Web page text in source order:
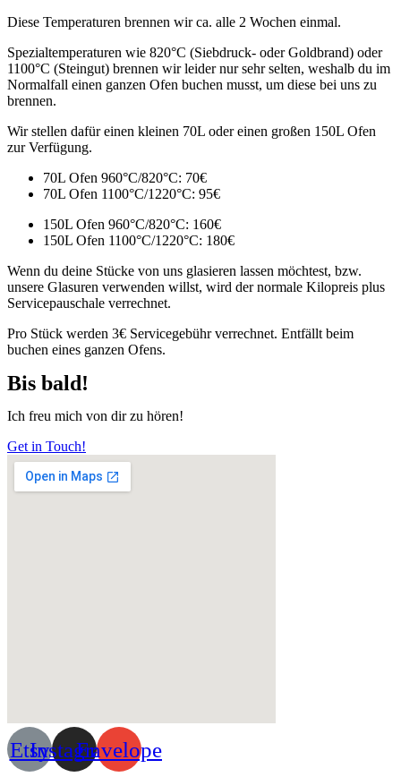
Diese Temperaturen brennen wir ca. alle 2 Wochen einmal.
Spezialtemperaturen wie 820°C (Siebdruck- oder Goldbrand) oder
1100°C (Steingut) brennen wir leider nur sehr selten, weshalb du im
Normalfall einen ganzen Ofen buchen musst, um diese bei uns zu
brennen.
Wir stellen dafür einen kleinen 70L oder einen großen 150L Ofen
zur Verfügung.
70L Ofen 960°C/820°C: 70€
70L Ofen 1100°C/1220°C: 95€
150L Ofen 960°C/820°C: 160€
150L Ofen 1100°C/1220°C: 180€
Wenn du deine Stücke von uns glasieren lassen möchtest, bzw.
unsere Glasuren verwenden willst, wird der normale Kilopreis plus
Servicepauschale verrechnet.
Pro Stück werden 3€ Servicegebühr verrechnet. Entfällt beim
buchen eines ganzen Ofens.
Bis bald!
Ich freu mich von dir zu hören!
Get in Touch!
EtsyInstagramEnvelope